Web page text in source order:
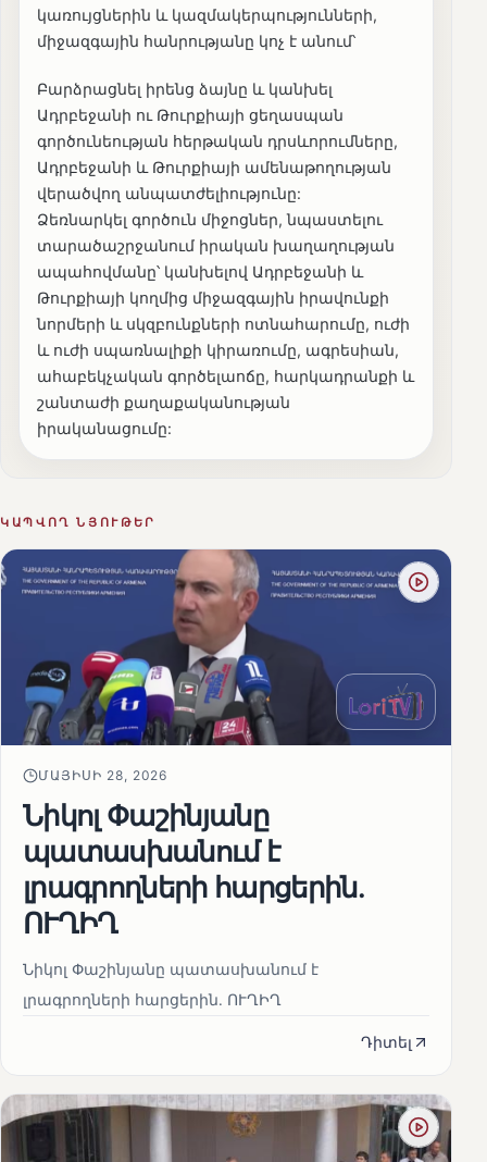
կառույցներին և կազմակերպությունների,
միջազգային հանրությանը կոչ է անում՝
Բարձրացնել իրենց ձայնը և կանխել
Ադրբեջանի ու Թուրքիայի ցեղասպան
գործունեության հերթական դրսևորումները,
Ադրբեջանի և Թուրքիայի ամենաթողության
վերածվող անպատժելիությունը:
Ձեռնարկել գործուն միջոցներ, նպաստելու
տարածաշրջանում իրական խաղաղության
ապահովմանը՝ կանխելով Ադրբեջանի և
Թուրքիայի կողմից միջազգային իրավունքի
նորմերի և սկզբունքների ոտնահարումը, ուժի
և ուժի սպառնալիքի կիրառումը, ագրեսիան,
ահաբեկչական գործելաոճը, հարկադրանքի և
շանտաժի քաղաքականության
իրականացումը:
ԿԱՊՎՈՂ ՆՅՈՒԹԵՐ
ՄԱՅԻՍԻ 28, 2026
Նիկոլ Փաշինյանը
պատասխանում է
լրագրողների հարցերին․
ՈՒՂԻՂ
Նիկոլ Փաշինյանը պատասխանում է
լրագրողների հարցերին․ ՈՒՂԻՂ
Դիտել